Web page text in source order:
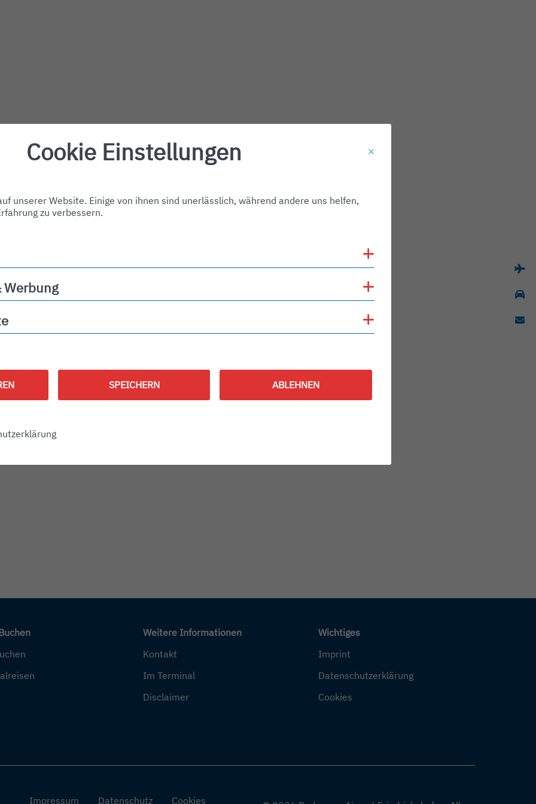
Weitere Informationen
Kontakt
Im Terminal
Disclaimer
Wichtiges
Imprint
Datenschutzerklärung
Cookies
Impressum Datenschutz Cookies
Cookie Einstellungen
unserer Website. Einige von ihnen sind unerlässlich, während andere uns helfen,
zu verbessern.
Werbung
Cookies anzeigen
SPEICHERN ABLEHNEN